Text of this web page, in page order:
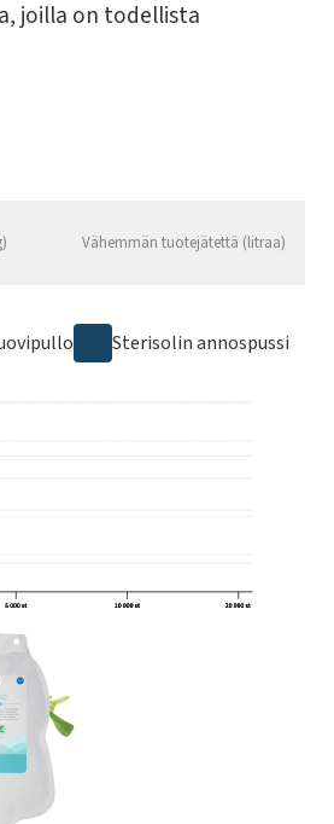
joilla on todellista
Vähemmän tuotejätettä (litraa)
Sterisolin annospussi